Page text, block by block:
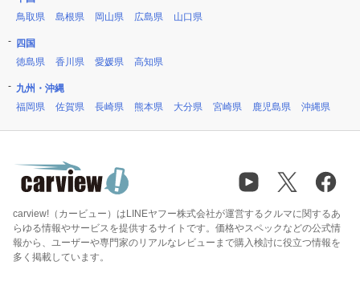
鳥取県
島根県 岡山県 広島県 山口県
四国
徳島県
香川県 愛媛県 高知県
九州・沖縄
福岡県
佐賀県 長崎県 熊本県 大分県 宮崎県 鹿児島県 沖縄県
carview!（カービュー）はLINEヤフー株式会社が運営するクルマに関するあ
らゆる情報やサービスを提供するサイトです。価格やスペックなどの公式情
報から、ユーザーや専門家のリアルなレビューまで購入検討に役立つ情報を
多く掲載しています。